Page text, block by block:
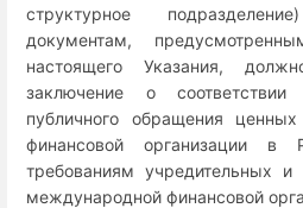
структурное
документам,
настоящего Указания,
заключение о
публичного обращения
финансовой организации в
требованиям учредительных и
международной финансовой